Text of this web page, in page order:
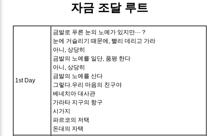
자금 조달 루트
1st Day
금발로 푸른 눈의 노예가 있지만···？
눈에 거슬리기 때문에, 빨리 데리고 가라
아니, 상당히
금발의 노예를 일단, 품평 한다
아니, 상당히
금발의 노예를 산다
그렇다.우리 마음의 친구야
베네치아 대사관
가라타 지구의 항구
시가지
파르코의 저택
돈대의 자택